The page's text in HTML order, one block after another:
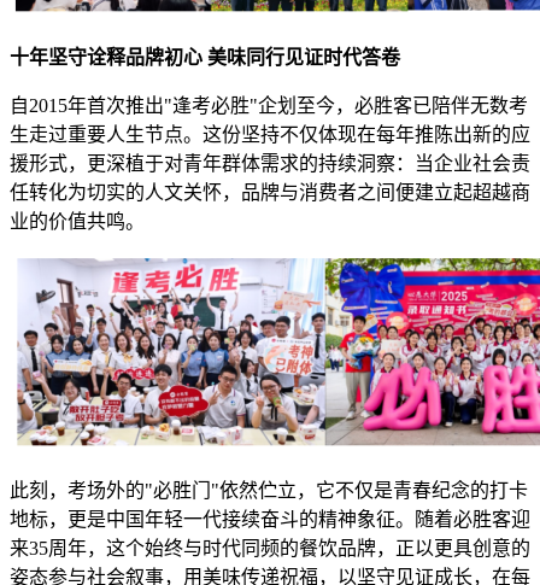
十年坚守诠释品牌初心 美味同行见证时代答卷
自2015年首次推出"逢考必胜"企划至今，必胜客已陪伴无数考
生走过重要人生节点。这份坚持不仅体现在每年推陈出新的应
援形式，更深植于对青年群体需求的持续洞察：当企业社会责
任转化为切实的人文关怀，品牌与消费者之间便建立起超越商
业的价值共鸣。
此刻，考场外的"必胜门"依然伫立，它不仅是青春纪念的打卡
地标，更是中国年轻一代接续奋斗的精神象征。随着必胜客迎
来35周年，这个始终与时代同频的餐饮品牌，正以更具创意的
姿态参与社会叙事，用美味传递祝福，以坚守见证成长，在每